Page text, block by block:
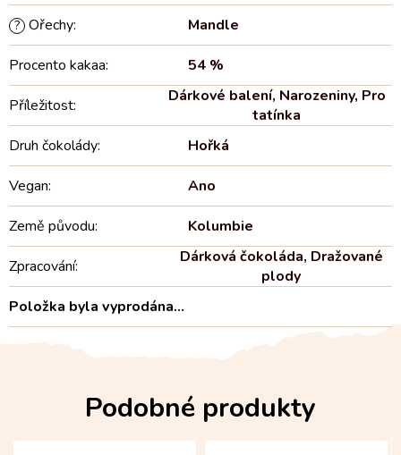
? Ořechy: Mandle
Procento kakaa: 54 %
Příležitost: Dárkové balení, Narozeniny, Pro
tatínka
Druh čokolády: Hořká
Vegan: Ano
Země původu: Kolumbie
Zpracování: Dárková čokoláda, Dražované
plody
Položka byla vyprodána…